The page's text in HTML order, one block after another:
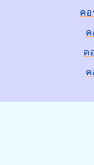
คอ
ค
ค
ค